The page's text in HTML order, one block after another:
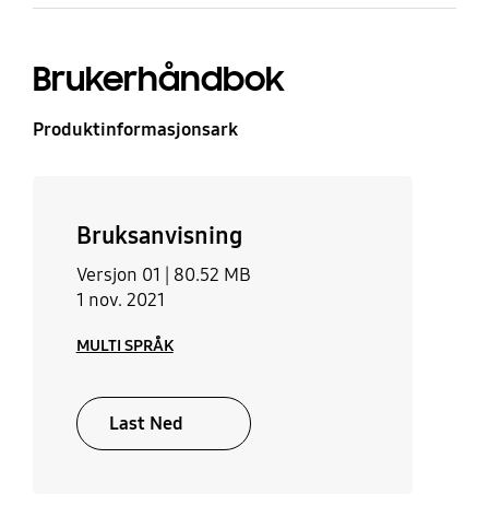
Brukerhåndbok
Produktinformasjonsark
Bruksanvisning
Versjon 01 | 80.52 MB
1 nov. 2021
MULTI SPRÅK
Last Ned